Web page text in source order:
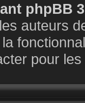
phpBB 3
auteurs
pour